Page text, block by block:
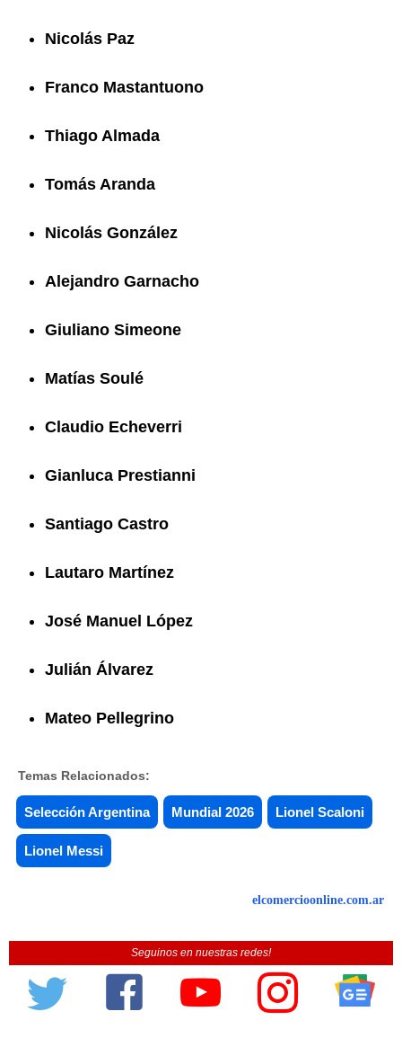
Nicolás Paz
Franco Mastantuono
Thiago Almada
Tomás Aranda
Nicolás González
Alejandro Garnacho
Giuliano Simeone
Matías Soulé
Claudio Echeverri
Gianluca Prestianni
Santiago Castro
Lautaro Martínez
José Manuel López
Julián Álvarez
Mateo Pellegrino
Temas Relacionados:
Selección Argentina Mundial 2026 Lionel Scaloni
Lionel Messi
elcomercioonline.com.ar
Seguinos en nuestras redes!